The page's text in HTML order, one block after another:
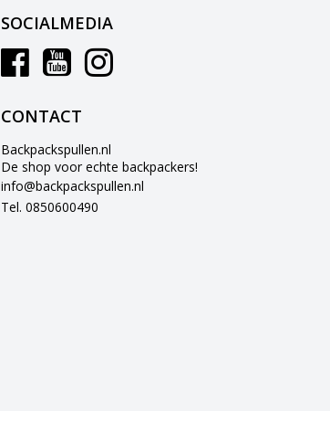
SOCIALMEDIA
CONTACT
Backpackspullen.nl
De shop voor echte backpackers!
info@backpackspullen.nl
Tel. 0850600490